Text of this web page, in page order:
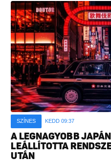
SZÍNES KEDD 09:37
A LEGNAGYOBB
LEÁLLÍTOTTA
UTÁN